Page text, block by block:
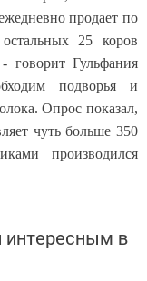
продает по
25 коров
говорит Гульфания
подворья и
Опрос показал,
чуть больше 350
производился
в